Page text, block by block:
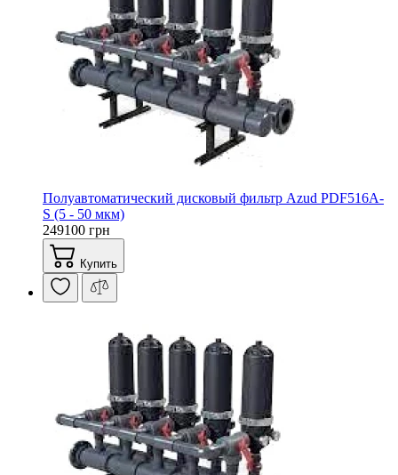
Полуавтоматический дисковый фильтр Azud PDF516A-
S (5 - 50 мкм)
249100 грн
Купить